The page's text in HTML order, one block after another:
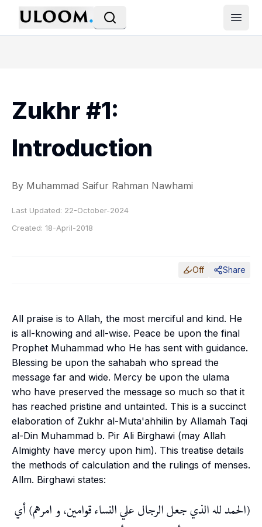
Open
Zukhr #1:
Introduction
By Muhammad Saifur Rahman Nawhami
Last Updated: 22-October-2024
Created: 18-April-2018
Off Share
All praise is to Allah, the most merciful and kind. He
is all-knowing and all-wise. Peace be upon the final
Prophet Muhammad who He has sent with guidance.
Blessing be upon the sahabah who spread the
message far and wide. Mercy be upon the ulama
who have preserved the message so much so that it
has reached pristine and untainted. This is a succinct
elaboration of Zukhr al-Muta'ahhilin by Allamah Taqi
al-Din Muhammad b. Pir Ali Birghawi (may Allah
Almighty have mercy upon him). This treatise details
the methods of calculation and the rulings of menses.
Allm. Birghawi states:
(الحمد لله الذي جعل الرجال علي النساء قوامين، و امرهم) أي